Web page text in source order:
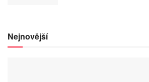
Nejnovější